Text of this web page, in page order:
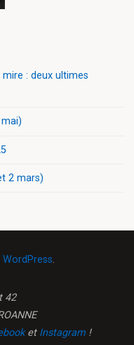
mire : deux ultimes
2 mars)
WordPress.
42
et Instagram !